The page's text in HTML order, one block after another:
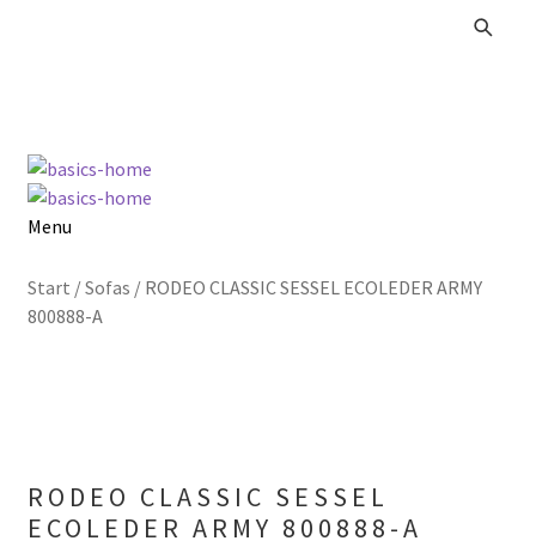
Zur
Navigation
springen
Zum
Inhalt
springen
Menu
Summer Sale
Start /Sofas / RODEO CLASSIC SESSEL ECOLEDER ARMY
800888-A
RODEO CLASSIC SESSEL
ECOLEDER ARMY 800888-A